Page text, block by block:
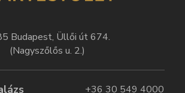
Budapest, Üllői út 674.
(Nagyszőlős u. 2.)
+36 30 549 4000